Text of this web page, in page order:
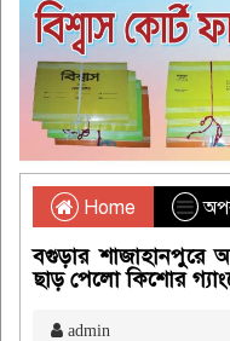
Home
বগুড়ার শাজাহানপুরে
ছাড় পেলো কিশোর
admin